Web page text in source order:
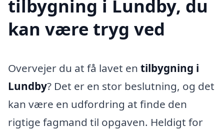
tilbygning i Lundby, du
kan være tryg ved
Overvejer du at få lavet en tilbygning i
Lundby? Det er en stor beslutning, og det
kan være en udfordring at finde den
rigtige fagmand til opgaven. Heldigt for